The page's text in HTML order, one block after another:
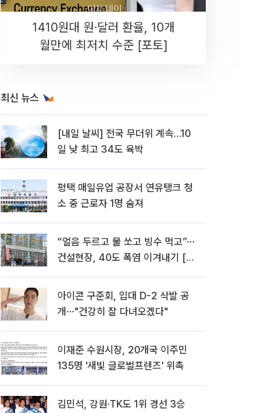
1410원대 원·달러 환율, 10개
월만에 최저치 수준 [포토]
최신 뉴스
[내일 날씨] 전국 무더위 계속…10
일 낮 최고 34도 육박
평택 매일유업 공장서 연유탱크 청
소 중 근로자 1명 숨져
“얼음 두르고 물 쏘고 빙수 먹고”⋯
건설현장, 40도 폭염 이겨내기 [르
아이콘 구준회, 입대 D-2 삭발 공
개⋯"건강히 잘 다녀오겠다"
이재준 수원시장, 20개국 이주민
135명 '새빛 글로벌프렌즈' 위촉
김민석, 강원·TK도 1위 경선 3승